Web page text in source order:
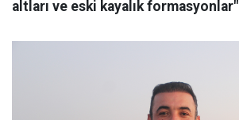
altları ve eski kayalık formasyonlar"